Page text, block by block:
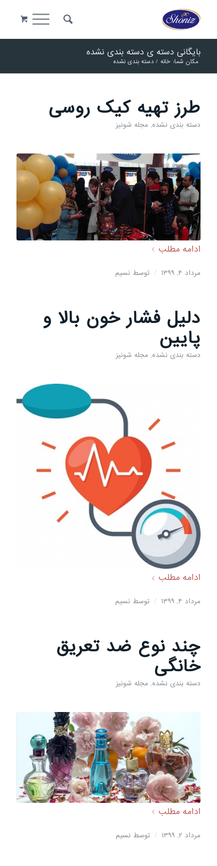
بایگانی دسته ی دسته بندی نشده
مکان شما: خانه / دسته بندی نشده
طرز تهیه کیک روسی
دسته بندی نشده, مجله شونیز
ادامه مطلب
مرداد ۴, ۱۳۹۹ / توسط نسیم
دلیل فشار خون بالا و
پایین
دسته بندی نشده, مجله شونیز
ادامه مطلب
مرداد ۴, ۱۳۹۹ / توسط نسیم
چند نوع ضد تعریق
خانگی
دسته بندی نشده, مجله شونیز
ادامه مطلب
مرداد ۲, ۱۳۹۹ / توسط نسیم